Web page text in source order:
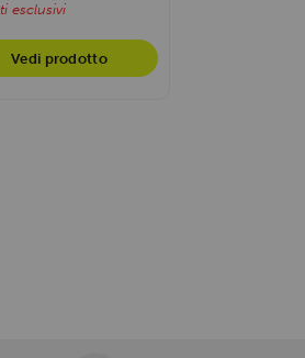
esclusivi
Vedi prodotto